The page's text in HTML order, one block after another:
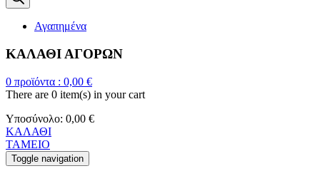
Αγαπημένα
ΚΑΛΑΘΙ ΑΓΟΡΩΝ
0 προϊόντα : 0,00 €
There are 0 item(s) in your cart
Υποσύνολο: 0,00 €
ΚΑΛΑΘΙ
ΤΑΜΕΙΟ
Toggle navigation